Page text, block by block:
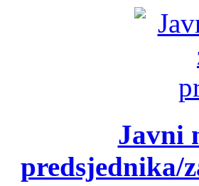
Javni
predsjednika/